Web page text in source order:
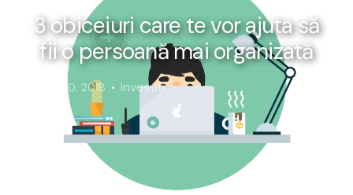
3 obiceiuri care te vor ajuta să
fii o persoană mai organizată
Mai 30, 2018 Investiții